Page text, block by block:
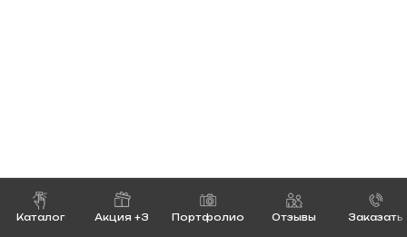
Каталог Акция +3 Портфолио Отзывы Заказать